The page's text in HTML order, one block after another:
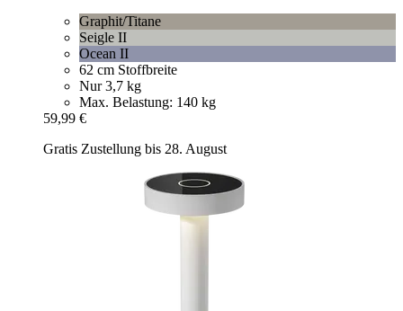
Graphit/Titane
Seigle II
Ocean II
62 cm Stoffbreite
Nur 3,7 kg
Max. Belastung: 140 kg
59,99 €
Gratis Zustellung bis 28. August